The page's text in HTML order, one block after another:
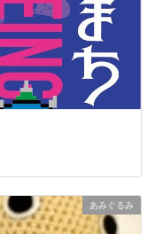
あみぐるみ